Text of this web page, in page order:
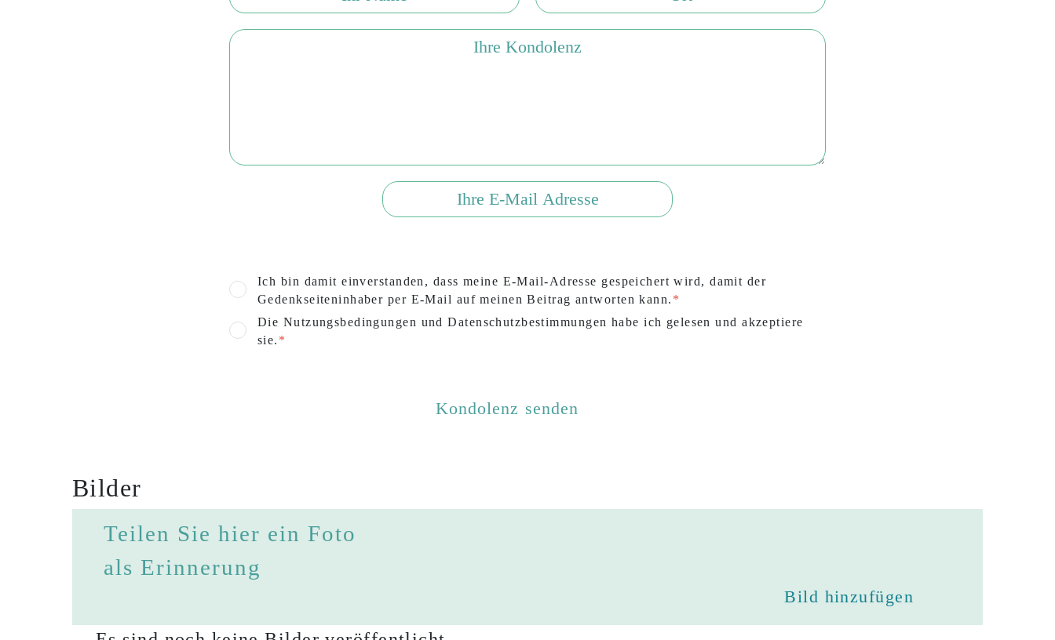
Ich bin damit einverstanden, dass meine E-Mail-Adresse gespeichert wird, damit der
Gedenkseiteninhaber per E-Mail auf meinen Beitrag antworten kann.
Die Nutzungsbedingungen und Datenschutzbestimmungen habe ich gelesen und akzeptiere
sie.
Bilder
Teilen Sie hier ein Foto
als Erinnerung
Bild hinzufügen